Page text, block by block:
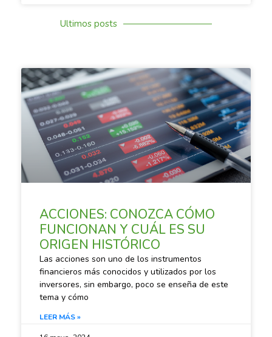
Ultimos posts
SACANDO CUENTAS
ACCIONES: CONOZCA CÓMO
FUNCIONAN Y CUÁL ES SU
ORIGEN HISTÓRICO
Las acciones son uno de los instrumentos
financieros más conocidos y utilizados por los
inversores, sin embargo, poco se enseña de este
tema y cómo
LEER MÁS »